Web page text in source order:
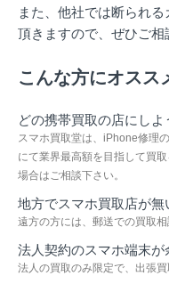
また、他社では断られ
頂きますので、ぜひご相
こんな方にオスス
どの携帯買取の店にし
スマホ買取堂は、iPhone修理
にて業界最高額を目指して買
場合はご相談下さい。
地方でスマホ買取店が無
遠方の方には、郵送での買取
法人契約のスマホ端末
法人の買取のみ限定で、出張